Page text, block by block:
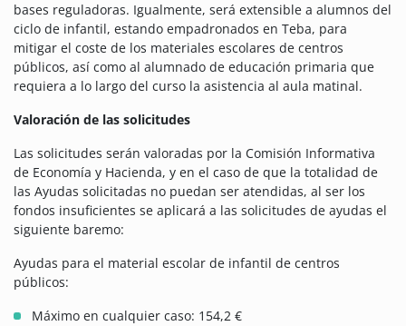
bases reguladoras. Igualmente, será extensible a alumnos del
ciclo de infantil, estando empadronados en Teba, para
mitigar el coste de los materiales escolares de centros
públicos, así como al alumnado de educación primaria que
requiera a lo largo del curso la asistencia al aula matinal.
Valoración de las solicitudes
Las solicitudes serán valoradas por la Comisión Informativa
de Economía y Hacienda, y en el caso de que la totalidad de
las Ayudas solicitadas no puedan ser atendidas, al ser los
fondos insuficientes se aplicará a las solicitudes de ayudas el
siguiente baremo:
Ayudas para el material escolar de infantil de centros
públicos:
Máximo en cualquier caso: 154,2 €